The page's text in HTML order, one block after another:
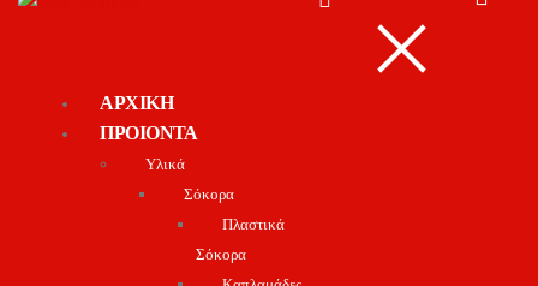
ΑΡΧΙΚΗ
ΠΡΟΙΟΝΤΑ
Υλικά
Σόκορα
Πλαστικά
Σόκορα